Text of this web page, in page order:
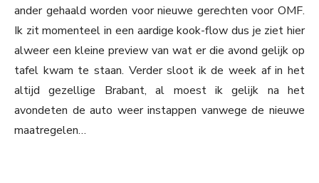
ander gehaald worden voor nieuwe gerechten voor OMF.
Ik zit momenteel in een aardige kook-flow dus je ziet hier
alweer een kleine preview van wat er die avond gelijk op
tafel kwam te staan. Verder sloot ik de week af in het
altijd gezellige Brabant, al moest ik gelijk na het
avondeten de auto weer instappen vanwege de nieuwe
maatregelen…